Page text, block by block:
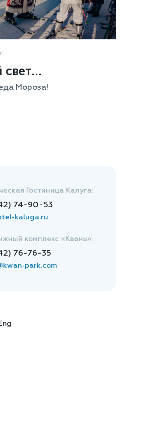
Мороза!
Гостиница Калуга:
74-90-53
kaluga.ru
комплекс «Квань»:
76-76-35
park.com